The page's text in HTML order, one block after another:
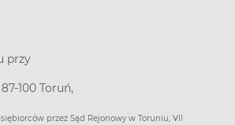
przy
100 Toruń,
przez Sąd Rejonowy w Toruniu, VII